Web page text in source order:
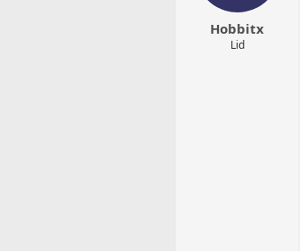
t
u
Hobbitx
Lid